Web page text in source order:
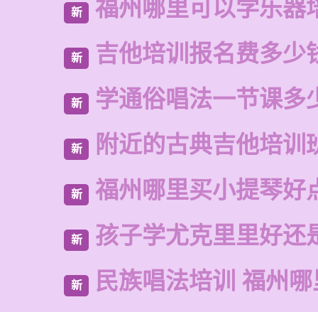
新 福州哪里可以学乐器
新 吉他培训报名费多少
新 学通俗唱法一节课多
新 附近的古典吉他培训
新 福州哪里买小提琴好
新 孩子学尤克里里好还
新 民族唱法培训 福州